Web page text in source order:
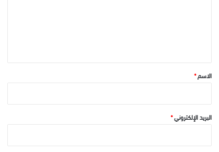
*الاسم*
البريد الإلكتروني*